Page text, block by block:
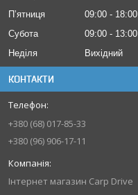
Пʼятниця
09:00
18:00
Субота
09:00
13:00
Неділя
Вихідний
КОНТАКТИ
+380 (68) 017-85-33
+380 (96) 906-17-11
Інтернет магазин Carp Drive